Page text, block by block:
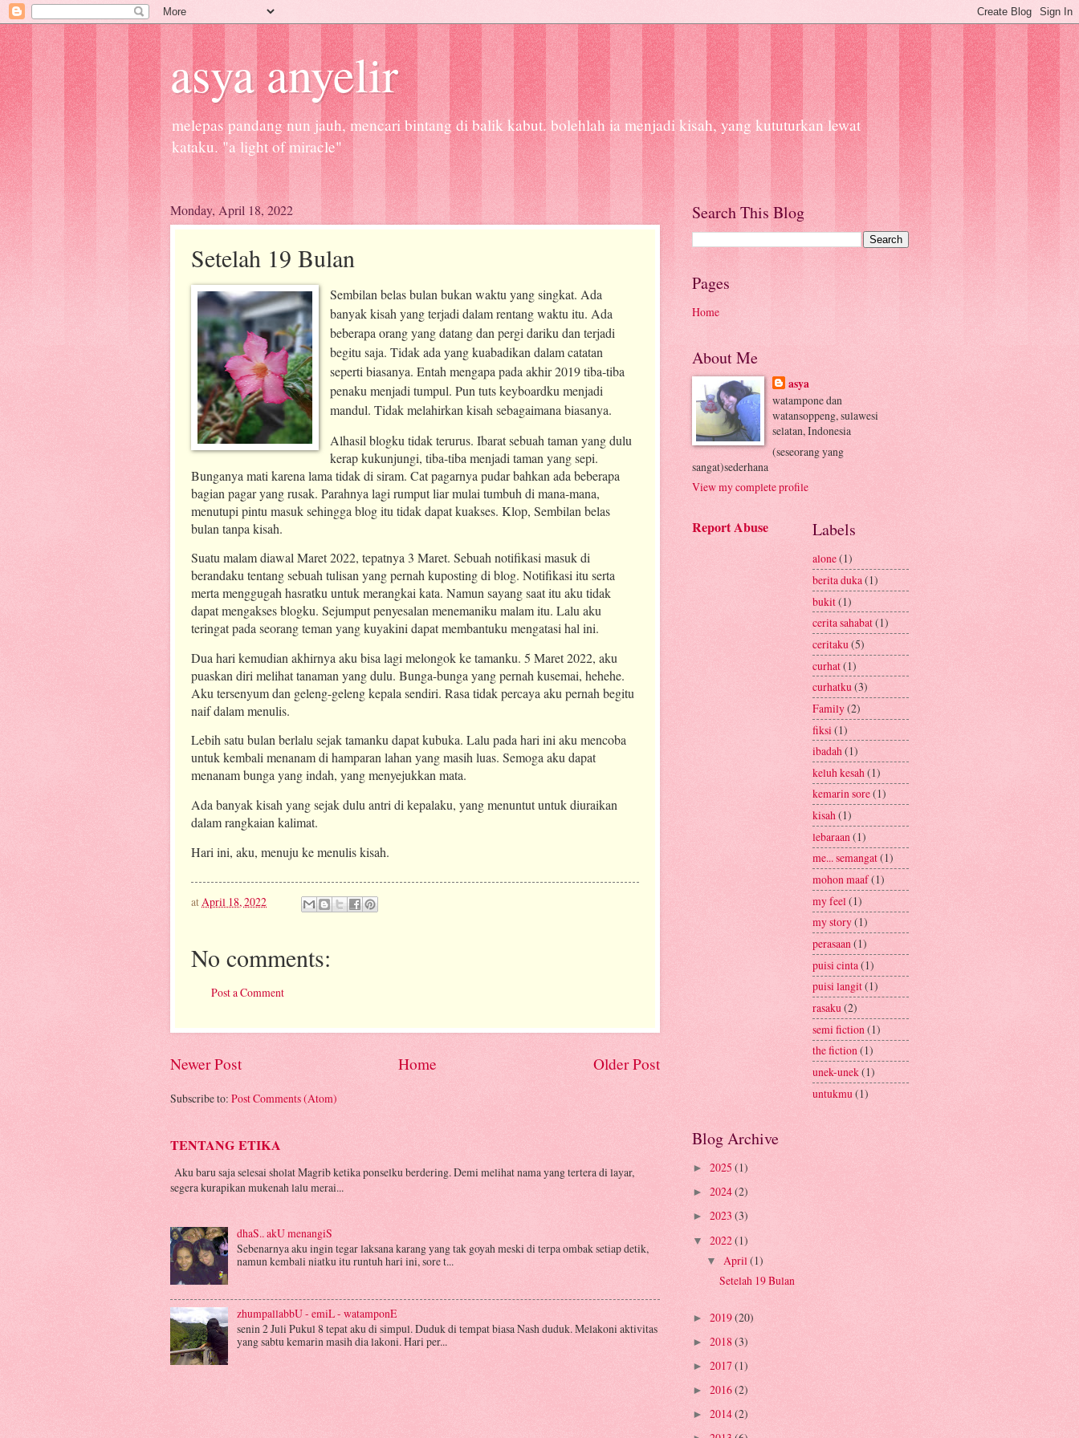
asya anyelir
melepas pandang nun jauh, mencari bintang di balik kabut. bolehlah ia menjadi kisah, yang kututurkan lewat
kataku. "a light of miracle"
Monday, April 18, 2022
Setelah 19 Bulan
Sembilan belas bulan bukan waktu yang singkat. Ada
banyak kisah yang terjadi dalam rentang waktu itu. Ada
beberapa orang yang datang dan pergi dariku dan terjadi
begitu saja. Tidak ada yang kuabadikan dalam catatan
seperti biasanya. Entah mengapa pada akhir 2019 tiba-tiba
penaku menjadi tumpul. Pun tuts keyboardku menjadi
mandul. Tidak melahirkan kisah sebagaimana biasanya.
Alhasil blogku tidak terurus. Ibarat sebuah taman yang dulu
kerap kukunjungi, tiba-tiba menjadi taman yang sepi.
Bunganya mati karena lama tidak di siram. Cat pagarnya pudar bahkan ada beberapa
bagian pagar yang rusak. Parahnya lagi rumput liar mulai tumbuh di mana-mana,
menutupi pintu masuk sehingga blog itu tidak dapat kuakses. Klop, Sembilan belas
bulan tanpa kisah.
Suatu malam diawal Maret 2022, tepatnya 3 Maret. Sebuah notifikasi masuk di
berandaku tentang sebuah tulisan yang pernah kuposting di blog. Notifikasi itu serta
merta menggugah hasratku untuk merangkai kata. Namun sayang saat itu aku tidak
dapat mengakses blogku. Sejumput penyesalan menemaniku malam itu. Lalu aku
teringat pada seorang teman yang kuyakini dapat membantuku mengatasi hal ini.
Dua hari kemudian akhirnya aku bisa lagi melongok ke tamanku. 5 Maret 2022, aku
puaskan diri melihat tanaman yang dulu. Bunga-bunga yang pernah kusemai, hehehe.
Aku tersenyum dan geleng-geleng kepala sendiri. Rasa tidak percaya aku pernah begitu
naif dalam menulis.
Lebih satu bulan berlalu sejak tamanku dapat kubuka. Lalu pada hari ini aku mencoba
untuk kembali menanam di hamparan lahan yang masih luas. Semoga aku dapat
menanam bunga yang indah, yang menyejukkan mata.
Ada banyak kisah yang sejak dulu antri di kepalaku, yang menuntut untuk diuraikan
dalam rangkaian kalimat.
Hari ini, aku, menuju ke menulis kisah.
atApril 18, 2022
No comments:
Post a Comment
Newer Post Older Post
Home
Subscribe to: Post Comments (Atom)
TENTANG ETIKA
Aku baru saja selesai sholat Magrib ketika ponselku berdering. Demi melihat nama yang tertera di layar,
segera kurapikan mukenah lalu merai...
dhaS.. akU menangiS
Sebenarnya aku ingin tegar laksana karang yang tak goyah meski di terpa ombak setiap detik,
namun kembali niatku itu runtuh hari ini, sore t...
zhumpallabbU - emiL - watamponE
senin 2 Juli Pukul 8 tepat aku di simpul. Duduk di tempat biasa Nash duduk. Melakoni aktivitas
yang sabtu kemarin masih dia lakoni. Hari per...
Search This Blog
Pages
Home
About Me
asya
watampone dan
watansoppeng, sulawesi
selatan, Indonesia
(seseorang yang
sangat)sederhana
View my complete profile
Report Abuse Labels
alone(1)
berita duka(1)
bukit(1)
cerita sahabat(1)
ceritaku(5)
curhat(1)
curhatku(3)
Family(2)
fiksi (1)
ibadah(1)
keluh kesah(1)
kemarin sore(1)
kisah(1)
lebaraan (1)
me... semangat(1)
mohon maaf(1)
my feel (1)
my story(1)
perasaan(1)
puisi cinta(1)
puisi langit(1)
rasaku(2)
semi fiction (1)
the fiction(1)
unek-unek(1)
untukmu (1)
Blog Archive
► 2025 (1)
► 2024(2)
► 2023 (3)
▼ 2022(1)
▼ April(1)
Setelah 19 Bulan
► 2019(20)
► 2018 (3)
► 2017(1)
► 2016(2)
► 2014(2)